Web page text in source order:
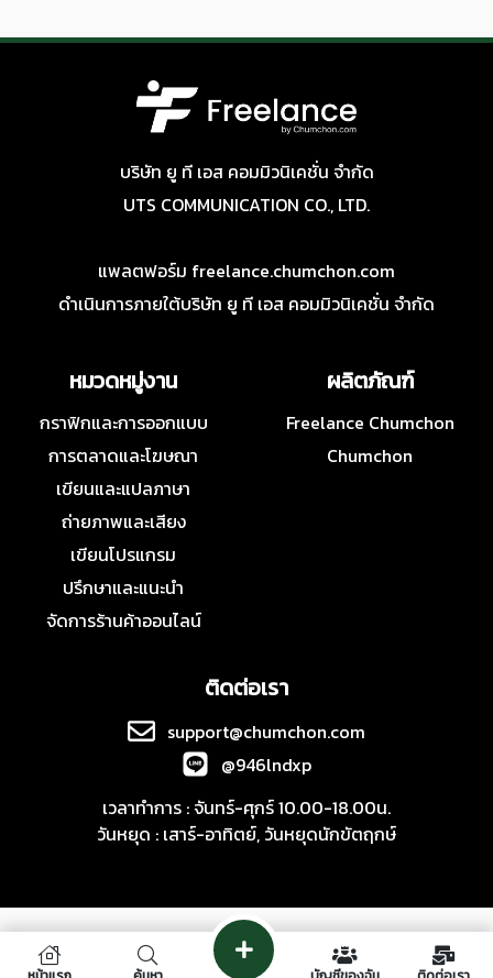
บริษัท ยู ที เอส คอมมิวนิเคชั่น จำกัด
UTS COMMUNICATION CO., LTD.
แพลตฟอร์ม freelance.chumchon.com
ดำเนินการภายใต้บริษัท ยู ที เอส คอมมิวนิเคชั่น จำกัด
หมวดหมู่งาน
กราฟิกและการออกแบบ
การตลาดและโฆษณา
เขียนและแปลภาษา
ถ่ายภาพและเสียง
เขียนโปรแกรม
ปรึกษาและแนะนำ
จัดการร้านค้าออนไลน์
ผลิตภัณฑ์
Freelance Chumchon
Chumchon
ติดต่อเรา
support@chumchon.com
@946lndxp
เวลาทำการ : จันทร์-ศุกร์ 10.00-18.00น.
วันหยุด : เสาร์-อาทิตย์, วันหยุดนักขัตฤกษ์